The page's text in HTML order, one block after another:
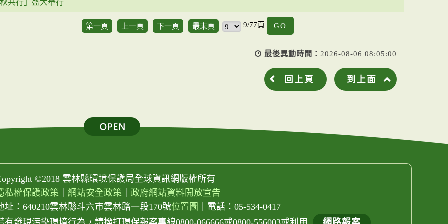
共行」盛大舉行
第一頁 上一頁 下一頁 最末頁 9/77頁 GO
最後異動時間： 2026-08-06 08:05:00
回上頁 到上面
©2018 雲林縣環境保護局全球資訊網版權所有
私權保護政策
網站安全政策 ｜政府網站資料開放宣告
址：640210雲林縣斗六市雲林路一段170號位置圖
電話：05-534-0417